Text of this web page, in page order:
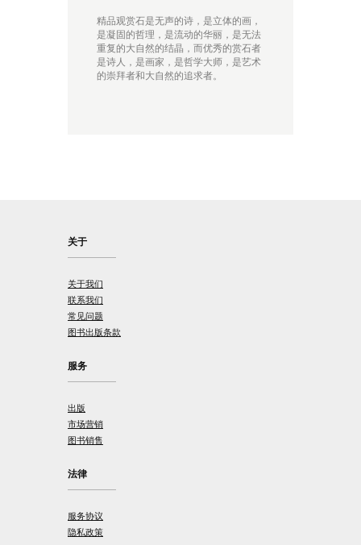
精品观赏石是无声的诗，是立体的画，
是凝固的哲理，是流动的华丽，是无法
重复的大自然的结晶，而优秀的赏石者
是诗人，是画家，是哲学大师，是艺术
的崇拜者和大自然的追求者。
关于
关于我们
联系我们
常见问题
图书出版条款
服务
出版
市场营销
图书销售
法律
服务协议
隐私政策